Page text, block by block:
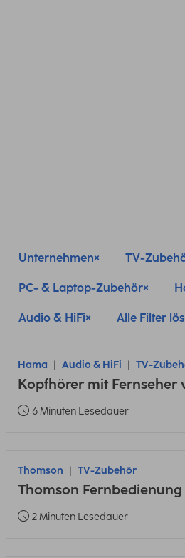
Unternehmen TV-
PC- & Laptop-Zubehör
Audio & HiFi Alle Filter
Hama Audio & HiFi TV-
Kopfhörer mit Fernseher
6 Minuten Lesedauer
Thomson TV-Zubehör
Thomson
2 Minuten Lesedauer